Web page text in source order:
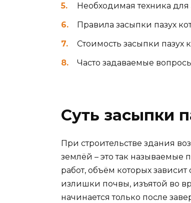
Необходимая техника для
Правила засыпки пазух
Стоимость засыпки пазух
Часто задаваемые
Суть засыпки
При строительстве здания
землёй – это так называемые
работ, объём которых
излишки почвы, изъятой во
начинается только после